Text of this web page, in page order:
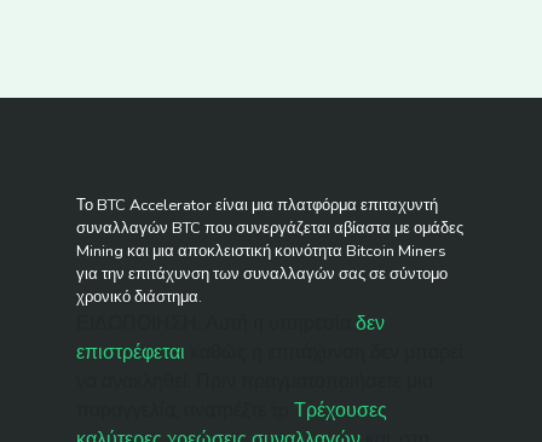
Το BTC Accelerator είναι μια πλατφόρμα επιταχυντή
συναλλαγών BTC που συνεργάζεται αβίαστα με ομάδες
Mining και μια αποκλειστική κοινότητα Bitcoin Miners
για την επιτάχυνση των συναλλαγών σας σε σύντομο
χρονικό διάστημα.
δεν
επιστρέφεται
Τρέχουσες